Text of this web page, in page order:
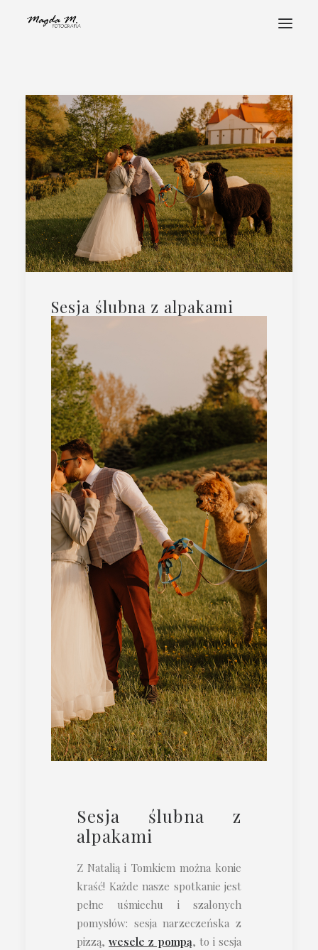
POZNAJ MNIE
PORTFOLIO
FOTOHISTORIE
ALBUMY
STREFA KLIENTA
KONTAKT
Sesja ślubna z alpakami
Sesja ślubna z
alpakami
Z Natalią i Tomkiem można konie
kraść! Każde nasze spotkanie jest
pełne uśmiechu i szalonych
pomysłów: sesja narzeczeńska z
pizzą,wesele z pompą, to i sesja